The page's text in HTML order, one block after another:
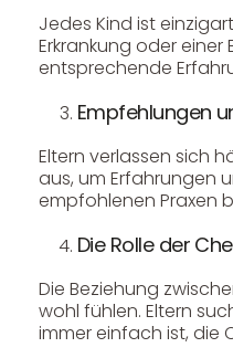
Jedes Kind ist
Erkrankung oder
entsprechende
Empfehlungen
Eltern verlassen sich
aus, um Erfahrungen
empfohlenen Praxen
Die Rolle der
Die Beziehung
wohl fühlen. Eltern
immer einfach ist, die
Der Spielzeug – Handel
Schnell,